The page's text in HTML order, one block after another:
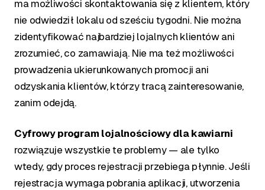
ma możliwości skontaktowania się z klientem, który
nie odwiedził lokalu od sześciu tygodni. Nie można
zidentyfikować najbardziej lojalnych klientów ani
zrozumieć, co zamawiają. Nie ma też możliwości
prowadzenia ukierunkowanych promocji ani
odzyskania klientów, którzy tracą zainteresowanie,
zanim odejdą.
Cyfrowy program lojalnościowy dla kawiarni
rozwiązuje wszystkie te problemy — ale tylko
wtedy, gdy proces rejestracji przebiega płynnie. Jeśli
rejestracja wymaga pobrania aplikacji, utworzenia